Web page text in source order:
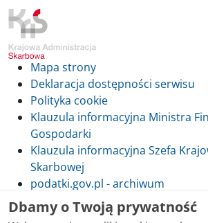
Mapa strony
Deklaracja dostępności serwisu
Polityka cookie
Klauzula informacyjna Ministra
Gospodarki
Klauzula informacyjna Szefa
Skarbowej
podatki.gov.pl - archiwum
Dbamy o Twoją prywatność